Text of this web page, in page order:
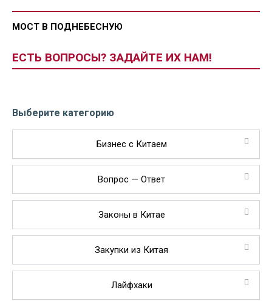
МОСТ В ПОДНЕБЕСНУЮ
ЕСТЬ ВОПРОСЫ? ЗАДАЙТЕ ИХ НАМ!
Выберите категорию
Бизнес с Китаем
Вопрос — Ответ
Законы в Китае
Закупки из Китая
Лайфхаки